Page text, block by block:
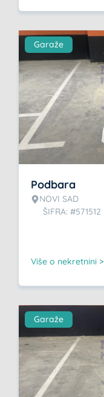
Garaže
Podbara
NOVI SAD
ŠIFRA: #571512
Više o nekretnini >
Garaže